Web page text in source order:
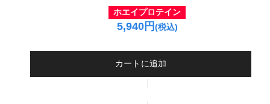
ホエイプロテイン
5,940円(税込)
カートに追加